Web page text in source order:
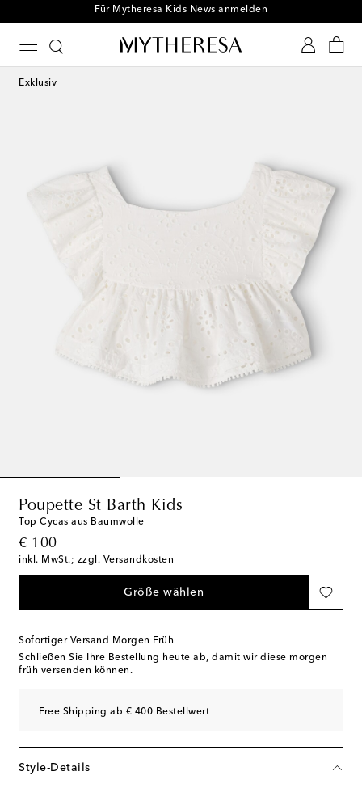
Für Mytheresa Kids News anmelden
Exklusiv
Poupette St Barth Kids
Top Cycas aus Baumwolle
€ 100
original price
inkl. MwSt.; zzgl. Versandkosten
Größe wählen
Sofortiger Versand Morgen Früh
Schließen Sie Ihre Bestellung heute ab, damit wir diese morgen
früh versenden können.
Free Shipping ab € 400 Bestellwert
Style-Details